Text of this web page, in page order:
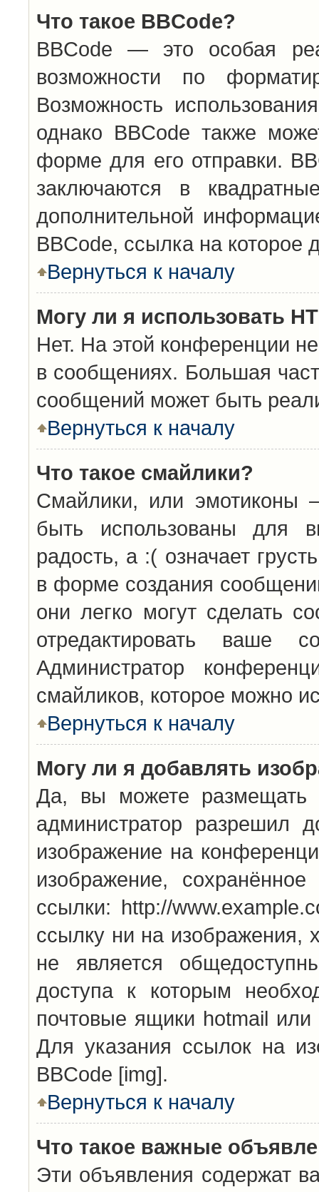
Что такое BBCode?
BBCode — это особая
возможности по
Возможность
однако BBCode также
форме для его отправки.
заключаются в
дополнительной
BBCode, ссылка на
Вернуться к началу
Могу ли я использовать
Нет. На этой конференции
в сообщениях. Большая
сообщений может быть
Вернуться к началу
Что такое смайлики?
Смайлики, или эмотиконы
быть использованы для
радость, а :( означает
в форме создания
они легко могут сделать
отредактировать ваше
Администратор
смайликов, которое можно
Вернуться к началу
Могу ли я добавлять
Да, вы можете размещать
администратор разрешил
изображение на
изображение,
ссылки: http://
ссылку ни на
не является
доступа к которым
почтовые ящики hotmail
Для указания ссылок на
BBCode [img].
Вернуться к началу
Что такое важные
Эти объявления содержат